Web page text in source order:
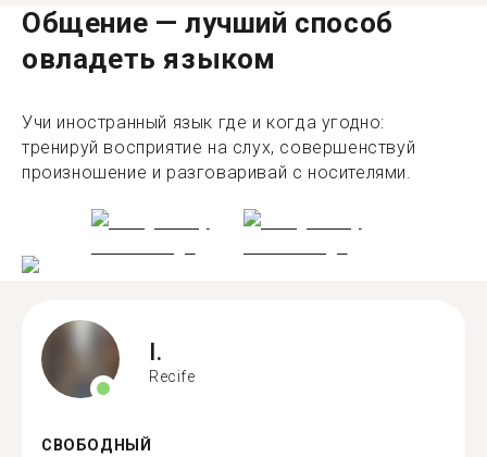
Общение — лучший способ
овладеть языком
Учи иностранный язык где и когда угодно:
тренируй восприятие на слух, совершенствуй
произношение и разговаривай с носителями.
I.
Recife
СВОБОДНЫЙ